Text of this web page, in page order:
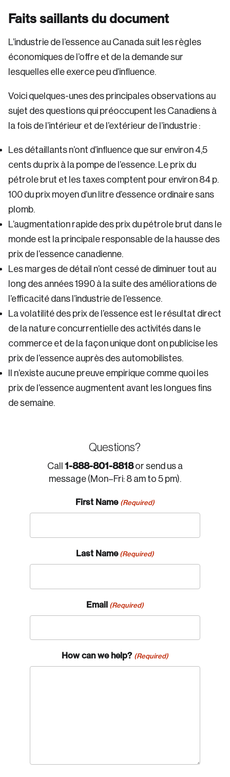
Faits saillants du document
L’industrie de l’essence au Canada suit les règles
économiques de l’offre et de la demande sur
lesquelles elle exerce peu d’influence.
Voici quelques-unes des principales observations au
sujet des questions qui préoccupent les Canadiens à
la fois de l’intérieur et de l’extérieur de l’industrie :
Les détaillants n’ont d’influence que sur environ 4,5
cents du prix à la pompe de l’essence. Le prix du
pétrole brut et les taxes comptent pour environ 84 p.
100 du prix moyen d’un litre d’essence ordinaire sans
plomb.
L’augmentation rapide des prix du pétrole brut dans le
monde est la principale responsable de la hausse des
prix de l’essence canadienne.
Les marges de détail n’ont cessé de diminuer tout au
long des années 1990 à la suite des améliorations de
l’efficacité dans l’industrie de l’essence.
La volatilité des prix de l’essence est le résultat direct
de la nature concurrentielle des activités dans le
commerce et de la façon unique dont on publicise les
prix de l’essence auprès des automobilistes.
Il n’existe aucune preuve empirique comme quoi les
prix de l’essence augmentent avant les longues fins
de semaine.
Questions?
Call 1-888-801-8818or send us a
message (Mon–Fri: 8 am to 5 pm).
First Name (Required)
Last Name (Required)
Email (Required)
How can we help? (Required)
Login
Reset Password